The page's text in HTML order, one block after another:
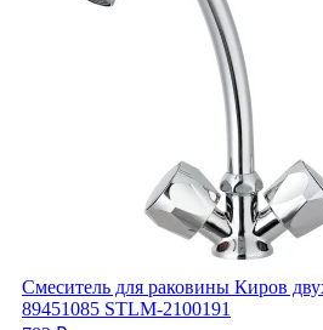
Смеситель для раковины Киров
89451085 STLM-2100191